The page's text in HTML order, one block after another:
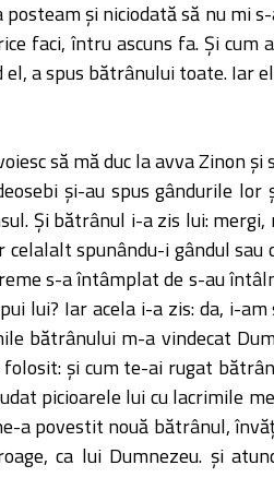
posteam şi niciodată să nu mi
faci, întru ascuns fa. Şi cum
a spus bătrânului toate. Iar
să mă duc la avva Zinon şi
şi-au spus gândurile
Şi bătrânul i-a zis lui:
spunându-i gândul
s-a întâmplat de s-au
lui? Iar acela i-a zis: da, i-
bătrânului m-a vindecat
şi cum te-ai rugat
picioarele lui cu lacrimile
a povestit nouă bătrânul,
ca lui Dumnezeu. şi